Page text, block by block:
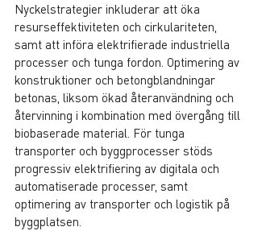
Nyckelstrategier inkluderar att öka
resurseffektiviteten och cirkulariteten,
samt att införa elektrifierade industriella
processer och tunga fordon. Optimering av
konstruktioner och betongblandningar
betonas, liksom ökad återanvändning och
återvinning i kombination med övergång till
biobaserade material. För tunga
transporter och byggprocesser stöds
progressiv elektrifiering av digitala och
automatiserade processer, samt
optimering av transporter och logistik på
byggplatsen.